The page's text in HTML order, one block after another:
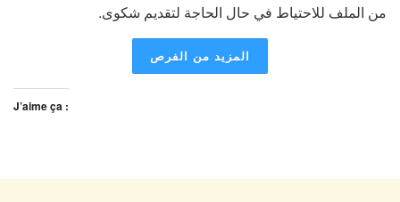
من الملف للاحتياط في حال الحاجة لتقديم شكوى.
المزيد من الفرص
J’aime ça :